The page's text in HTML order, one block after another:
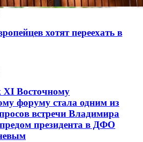
хотят переехать в
XI Восточному
форуму стала одним из
встречи Владимира
президента в ДФО